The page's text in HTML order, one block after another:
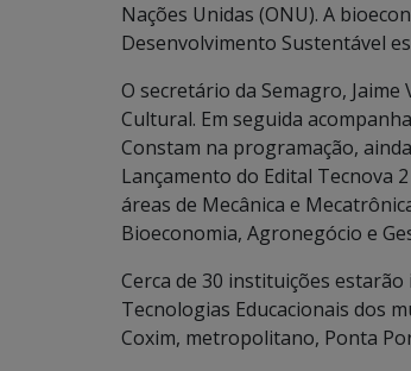
Nações Unidas (ONU). A
Desenvolvimento Sustentável
O secretário da Semagro,
Cultural. Em seguida
Constam na programação,
Lançamento do Edital Tecnova
áreas de Mecânica e
Bioeconomia, Agronegócio e
Cerca de 30 instituições
Tecnologias Educacionais dos
Coxim, metropolitano, Ponta